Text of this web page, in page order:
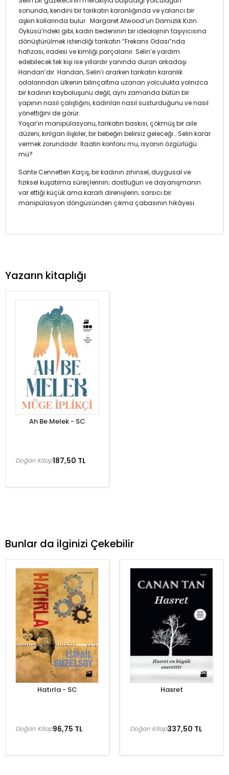
sonunda, kendini bir tarikatın karanlığında ve yalancı bir
aşkın kollarında bulur. Margaret Atwood’un Damızlık Kızın
Öyküsü’ndeki gibi, kadın bedeninin bir ideolojinin taşıyıcısına
dönüştürülmek istendiği tarikatın “Frekans Odası”nda
hafızası, iradesi ve kimliği parçalanır. Selin’e yardım
edebilecek tek kişi ise yıllardır yanında duran arkadaşı
Handan’dır. Handan, Selin’i ararken tarikatın karanlık
odalarından ülkenin bilinçaltına uzanan yolculukta yalnızca
bir kadının kayboluşunu değil, aynı zamanda bütün bir
yapının nasıl çalıştığını, kadınları nasıl susturduğunu ve nasıl
yönettiğini de görür.
Yaşar’ın manipülasyonu, tarikatın baskısı, çökmüş bir aile
düzeni, kırılgan ilişkiler, bir bebeğin belirsiz geleceği… Selin karar
vermek zorundadır: İtaatin konforu mu, isyanın özgürlüğü
mü?
Sahte Cennetten Kaçış, bir kadının zihinsel, duygusal ve
fiziksel kuşatılma süreçlerinin; dostluğun ve dayanışmanın
var ettiği küçük ama kararlı direnişlerin; sarsıcı bir
manipülasyon döngüsünden çıkma çabasının hikâyesi.
Yazarın kitaplığı
Ah Be Melek - SC
187,50 TL
Doğan Kitap
Bunlar da ilginizi Çekebilir
Hatırla - SC
96,75 TL
Doğan Kitap
Hasret
337,50 TL
Doğan Kitap